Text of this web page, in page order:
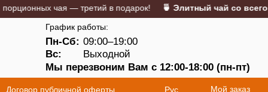
чая — третий в подарок!🍵 Элитный чай со всего
График работы:
Пн-Сб: 09:00–19:00
Вс:
Выходной
Мы перезвоним Вам с 12:00-18:00 (пн-пт)
Договор публичной оферты Рус Мой заказ